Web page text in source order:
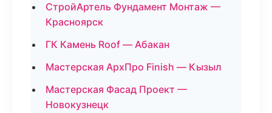
СтройАртель Фундамент Монтаж —
Красноярск
ГК Камень Roof — Абакан
Мастерская АрхПро Finish — Кызыл
Мастерская Фасад Проект —
Новокузнецк